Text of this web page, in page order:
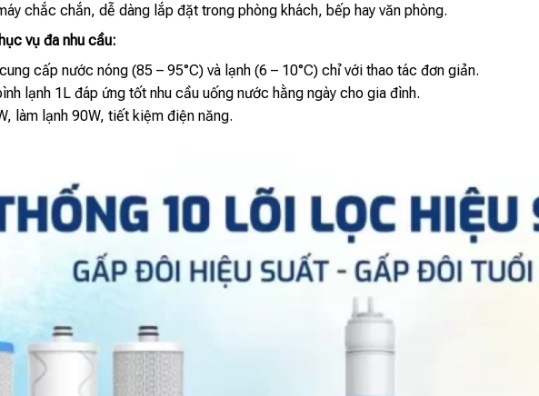
chắc chắn, dễ dàng lắp đặt trong phòng khách, bếp hay văn phòng.
vụ đa nhu cầu:
cấp nước nóng (85 – 95°C) và lạnh (6 – 10°C) chỉ với thao tác đơn giản.
lạnh 1L đáp ứng tốt nhu cầu uống nước hằng ngày cho gia đình.
làm lạnh 90W, tiết kiệm điện năng.